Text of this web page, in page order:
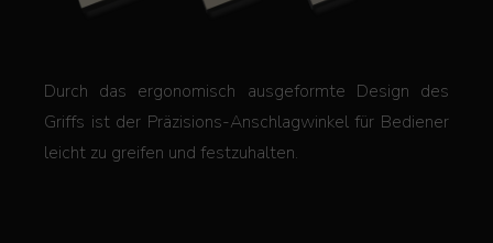
Durch das ergonomisch ausgeformte Design des
Griffs ist der Präzisions-Anschlagwinkel für Bediener
leicht zu greifen und festzuhalten.